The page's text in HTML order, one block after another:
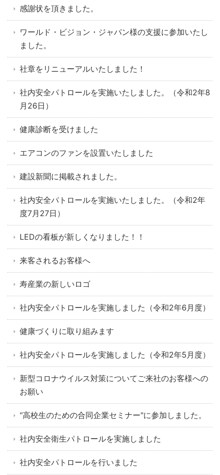
感謝状を頂きました。
ワールド・ビジョン・ジャパン様の支援に参加いたし
ました。
社章をリニューアルいたしました！
社内安全パトロールを実施いたしました。（令和2年8
月26日）
健康診断を受けました
エアコンのファンを設置いたしました
建設新聞に掲載されました。
社内安全パトロールを実施いたしました。（令和2年
度7月27日）
LEDの看板が新しくなりました！！
来客されるお客様へ
寿産業の新しいロゴ
社内安全パトロールを実施しました（令和2年6月度）
健康づくりに取り組みます
社内安全パトロールを実施しました（令和2年5月度）
新型コロナウイルス対策についてご来社のお客様への
お願い
"高校生のための合同企業セミナー"に参加しました。
社内安全衛生パトロールを実施しました
社内安全パトロールを行いました